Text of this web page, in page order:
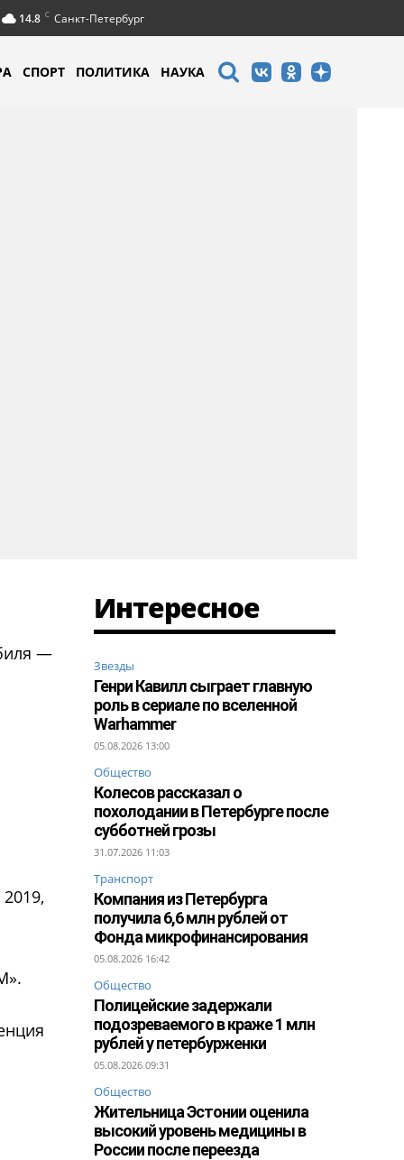
14.8 C Санкт-Петербург
СПОРТ ПОЛИТИКА НАУКА
—
Интересное
Звезды
Генри Кавилл сыграет главную
роль в сериале по вселенной
Warhammer
05.08.2026 13:00
Общество
Колесов рассказал о
похолодании в Петербурге после
субботней грозы
31.07.2026 11:03
Транспорт
Компания из Петербурга
получила 6,6 млн рублей от
Фонда микрофинансирования
05.08.2026 16:42
Общество
Полицейские задержали
подозреваемого в краже 1 млн
рублей у петербурженки
05.08.2026 09:31
Общество
Жительница Эстонии оценила
высокий уровень медицины в
России после переезда